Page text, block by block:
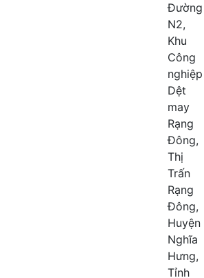
Đường
N2,
Khu
Công
nghiệp
Dệt
may
Rạng
Đông,
Thị
Trấn
Rạng
Đông,
Huyện
Nghĩa
Hưng,
Tỉnh